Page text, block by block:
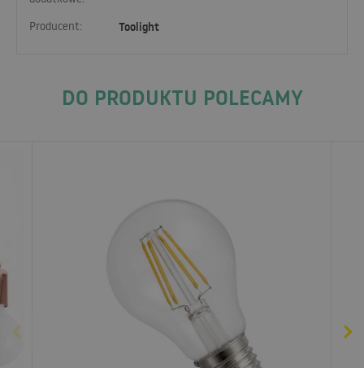
Producent: Toolight
DO PRODUKTU POLECAMY